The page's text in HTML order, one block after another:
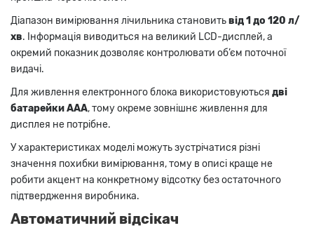
Діапазон вимірювання лічильника становитьвід 1 до 120 л/
хв. Інформація виводиться на великий LCD-дисплей, а
окремий показник дозволяє контролювати об’єм поточної
видачі.
Для живлення електронного блока використовуються дві
батарейки AAA, тому окреме зовнішнє живлення для
дисплея не потрібне.
У характеристиках моделі можуть зустрічатися різні
значення похибки вимірювання, тому в описі краще не
робити акцент на конкретному відсотку без остаточного
підтвердження виробника.
Автоматичний відсікач